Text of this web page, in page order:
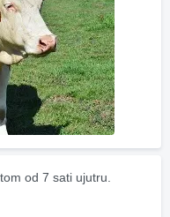
od 7 sati ujutru.